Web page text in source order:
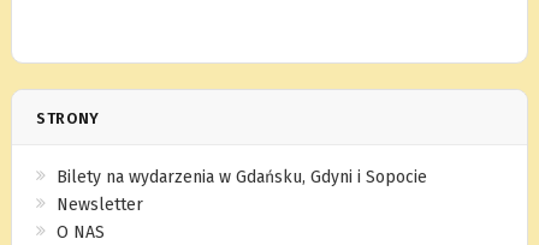
STRONY
Bilety na wydarzenia w Gdańsku, Gdyni i Sopocie
Newsletter
O NAS